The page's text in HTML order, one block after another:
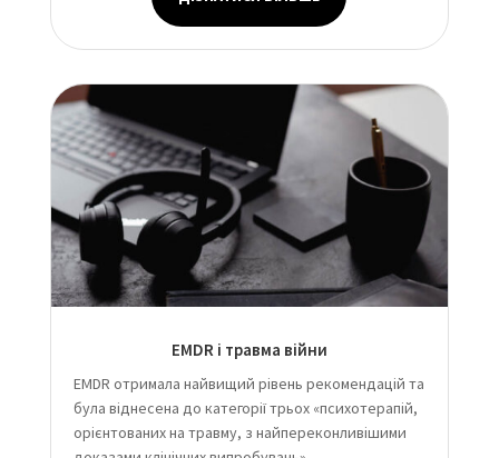
EMDR і травма війни
EMDR отримала найвищий рівень рекомендацій та
була віднесена до категорії трьох «психотерапій,
орієнтованих на травму, з найпереконливішими